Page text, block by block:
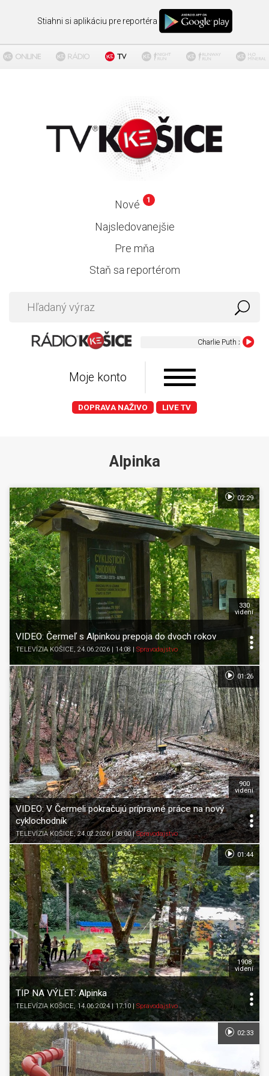
Stiahni si aplikáciu pre reportéra
Nové 1
Najsledovanejšie
Pre mňa
Staň sa reportérom
Moje konto
DOPRAVA NAŽIVO LIVE TV
Alpinka
VIDEO: Čermeľ s Alpinkou prepoja do dvoch rokov
TELEVÍZIA KOŠICE, 24.06.2026 | 14:08 Spravodajstvo
330
videní
02:29
VIDEO: V Čermeli pokračujú prípravné práce na nový
cyklochodník
TELEVÍZIA KOŠICE, 24.02.2026 | 08:00|Spravodajstvo
900
videní
01:26
TIP NA VÝLET: Alpinka
TELEVÍZIA KOŠICE, 14.06.2024 | 17:10 Spravodajstvo
1908
videní
01:44
02:33